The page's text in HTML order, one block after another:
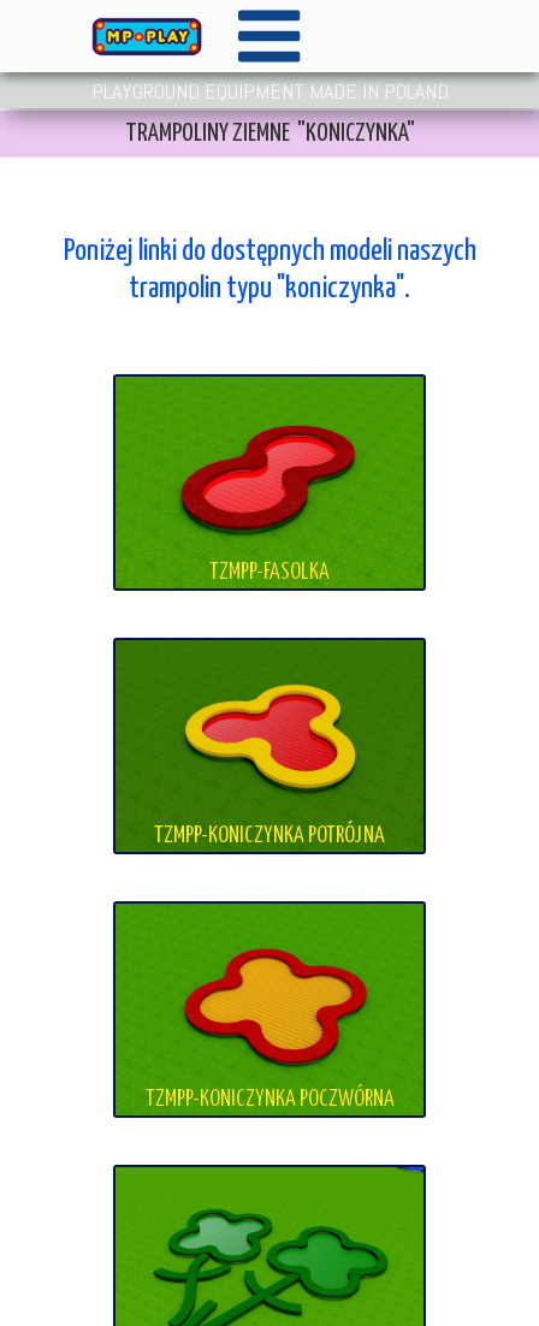
PLAYGROUND EQUIPMENT MADE IN POLAND
TRAMPOLINY ZIEMNE "KONICZYNKA"
Poniżej linki do dostępnych modeli naszych
trampolin typu "koniczynka".
TZMPP-FASOLKA
TZMPP-KONICZYNKA POTRÓJNA
TZMPP-KONICZYNKA POCZWÓRNA